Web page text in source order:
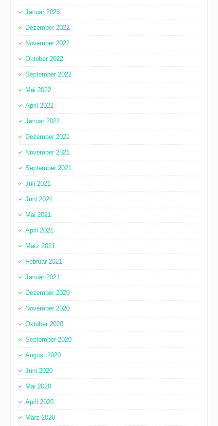
Januar 2023
Dezember 2022
November 2022
Oktober 2022
September 2022
Mai 2022
April 2022
Januar 2022
Dezember 2021
November 2021
September 2021
Juli 2021
Juni 2021
Mai 2021
April 2021
März 2021
Februar 2021
Januar 2021
Dezember 2020
November 2020
Oktober 2020
September 2020
August 2020
Juni 2020
Mai 2020
April 2020
März 2020